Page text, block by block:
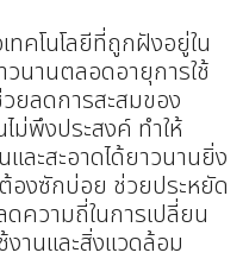
ทคโนโลยีที่ถูกฝังอยู่ใน
นานตลอดอายุการใช้
ลดการสะสมของ
ม่พึงประสงค์ ทำให้
ละสะอาดได้ยาวนานยิ่ง
องซักบ่อย ช่วยประหยัด
ความถี่ในการเปลี่ยน
านและสิ่งแวดล้อม